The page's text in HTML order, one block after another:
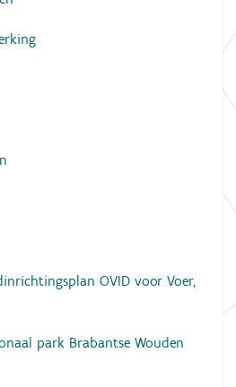
OVID voor Voer,
park Brabantse Wouden